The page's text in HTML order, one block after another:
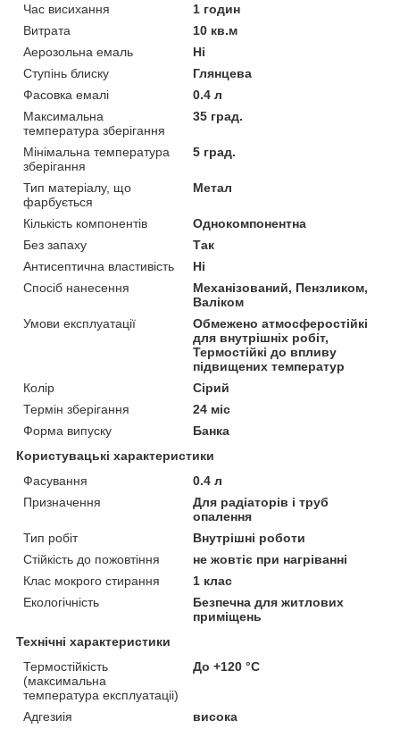
Час висихання
1 годин
Витрата
10 кв.м
Аерозольна емаль
Ні
Ступінь блиску
Глянцева
Фасовка емалі
0.4 л
Максимальна
температура зберігання
35 град.
Мінімальна температура
зберігання
5 град.
Тип матеріалу, що
фарбується
Метал
Кількість компонентів
Однокомпонентна
Без запаху
Так
Антисептична властивість
Ні
Спосіб нанесення
Механізований, Пензликом,
Валіком
Умови експлуатації
Обмежено атмосферостійкі
для внутрішніх робіт,
Термостійкі до впливу
підвищених температур
Колір
Сірий
Термін зберігання
24 міс
Форма випуску
Банка
Користувацькі характеристики
Фасування
0.4 л
Призначення
Для радіаторів і труб
опалення
Тип робіт
Внутрішні роботи
Стійкість до пожовтіння
не жовтіє при нагріванні
Клас мокрого стирання
1 клас
Екологічність
Безпечна для житлових
приміщень
Технічні характеристики
Термостійкість
(максимальна
температура експлуатаціі)
До +120 °C
Адгезиія
висока